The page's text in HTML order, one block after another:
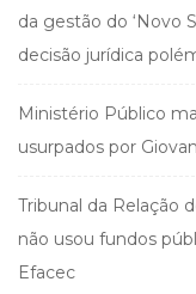
da gestão do ‘Novo
decisão jurídica
Ministério Público
usurpados por
Tribunal da Relação
não usou fundos
Efacec